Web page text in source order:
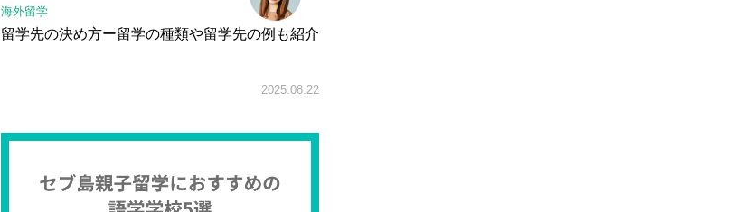
海外留学
留学先の決め方ー留学の種類や留学先の例も紹介
2025.08.22